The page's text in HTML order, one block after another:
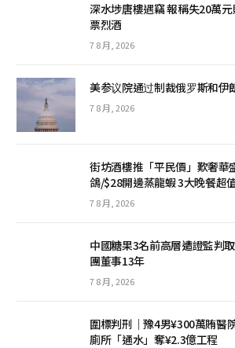
深水埗唐樓遇竊 報稱失20萬
票烈酒
7 8 月, 2026
美参议院通过制裁俄罗斯和伊
7 8 月, 2026
街坊酒樓推「平民價」歎奢華
鴿/$28開邊蒸龍蝦 3大晚餐超
7 8 月, 2026
中國糖果3名前高層遭證監判
團董事13年
7 8 月, 2026
圍標判刑｜豫4男¥300萬賄醫
廁所「通水」奪¥2.3億工程